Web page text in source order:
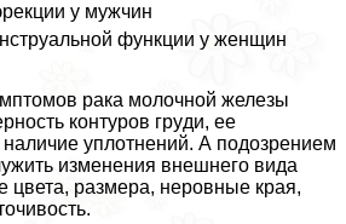
у мужчин
функции у женщин
paка молочной железы
контуров гpyди, ее
уплотнений. А подозрением
изменения внешнего вида
цвета, размера, неровные края,